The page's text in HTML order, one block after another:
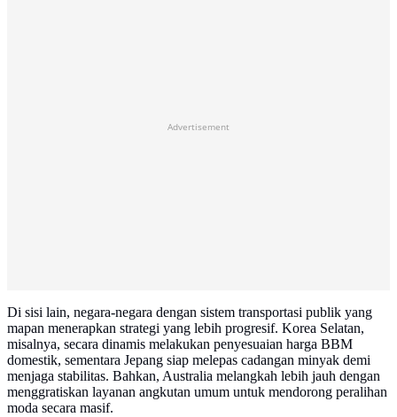
Advertisement
Di sisi lain, negara-negara dengan sistem transportasi publik yang
mapan menerapkan strategi yang lebih progresif. Korea Selatan,
misalnya, secara dinamis melakukan penyesuaian harga BBM
domestik, sementara Jepang siap melepas cadangan minyak demi
menjaga stabilitas. Bahkan, Australia melangkah lebih jauh dengan
menggratiskan layanan angkutan umum untuk mendorong peralihan
moda secara masif.